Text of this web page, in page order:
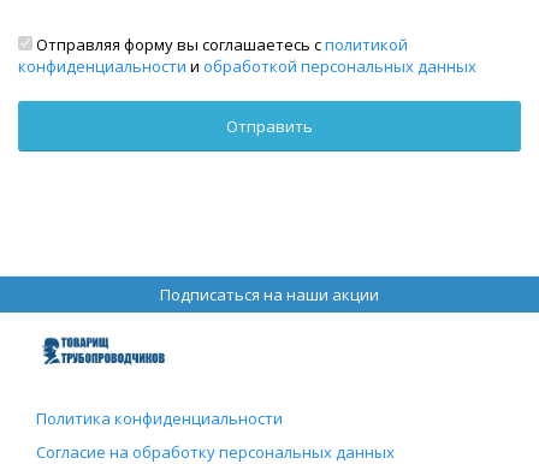
Отправляя форму вы соглашаетесь сполитикой
конфиденциальности и обработкой персональных данных
Подписаться на наши акции
Политика конфиденциальности
Согласие на обработку персональных данных